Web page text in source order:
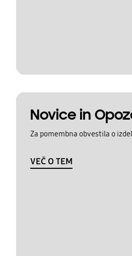
Novice in
Za pomembna obvestila o
VEČ O TEM